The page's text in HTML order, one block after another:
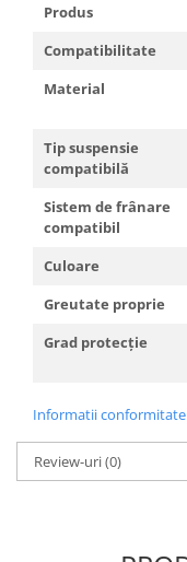
Produs
Compatibilitate
Material
Tip suspensie
compatibilă
Sistem de frânare
compatibil
Culoare
Greutate proprie
Grad protecție
Informatii
Review-uri(0)